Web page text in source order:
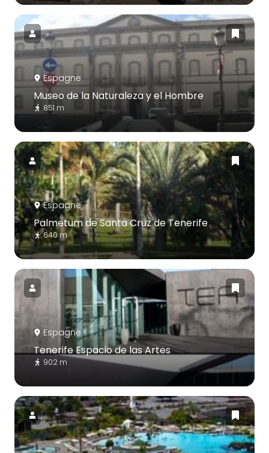
Espagne
Museo de la Naturaleza y el Hombre
851 m
Espagne
Palmetum de Santa Cruz de Tenerife
640 m
Espagne
Tenerife Espacio de las Artes
902 m